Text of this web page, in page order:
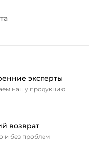
эксперты
нашу продукцию
возврат
и без проблем